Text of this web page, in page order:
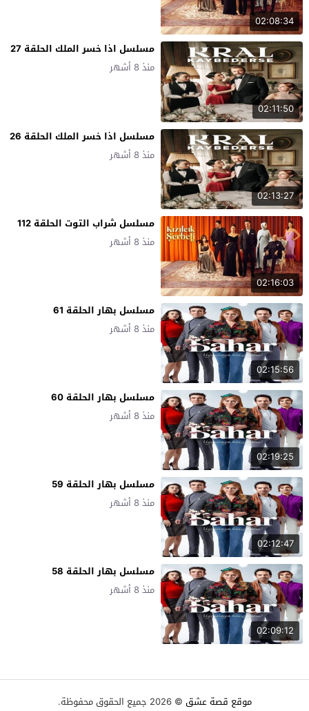
02:08:34
02:11:50
مسلسل اذا خسر الملك الحلقة 27
منذ 8 أشهر
02:13:27
مسلسل اذا خسر الملك الحلقة 26
منذ 8 أشهر
02:16:03
مسلسل شراب التوت الحلقة 112
منذ 8 أشهر
02:15:56
مسلسل بهار الحلقة 61
منذ 8 أشهر
02:19:25
مسلسل بهار الحلقة 60
منذ 8 أشهر
02:12:47
مسلسل بهار الحلقة 59
منذ 8 أشهر
02:09:12
مسلسل بهار الحلقة 58
منذ 8 أشهر
موقع قصة عشق © 2026 جميع الحقوق محفوظة.